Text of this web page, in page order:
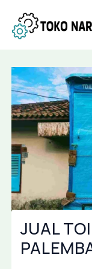
konten
JUAL
navigation